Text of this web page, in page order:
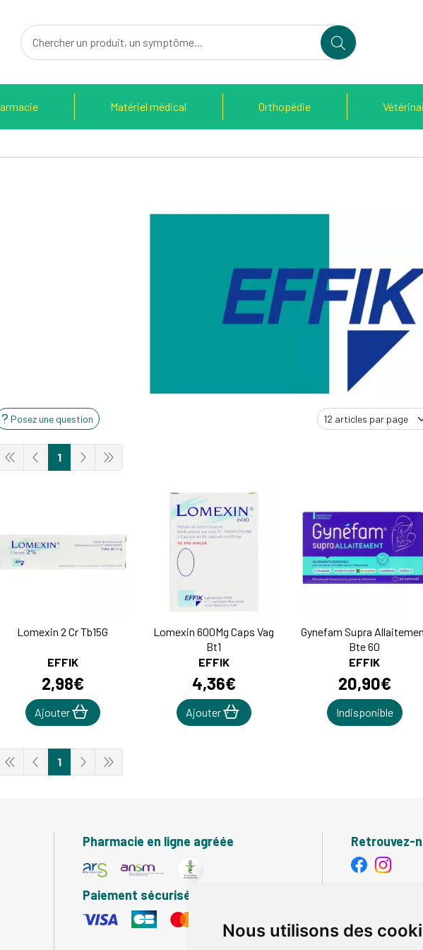
Nous utilisons des
du Therain Votre pharmacie en ligne à votre service
Matériel médical Orthopédie
Posez une question
1
Lomexin 2 Cr Tb15G
EFFIK
2,98€
Ajouter
Lomexin 600Mg Caps Vag
Bt1
EFFIK
4,36€
Ajouter
Gynefam Supra
Bte 60
EFFIK
20,90€
Indisponible
1
Pharmacie en ligne agréée
Paiement sécurisé
Retrouvez-
Retrait à la
Livraison en